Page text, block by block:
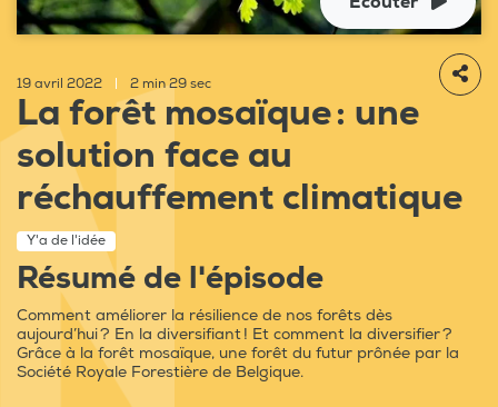
19 avril 2022 2 min 29 sec
La forêt mosaïque : une
solution face au
réchauffement climatique
Y'a de l'idée
Résumé de l'épisode
Comment améliorer la résilience de nos forêts dès
aujourd’hui ? En la diversifiant ! Et comment la diversifier ?
Grâce à la forêt mosaïque, une forêt du futur prônée par la
Société Royale Forestière de Belgique.